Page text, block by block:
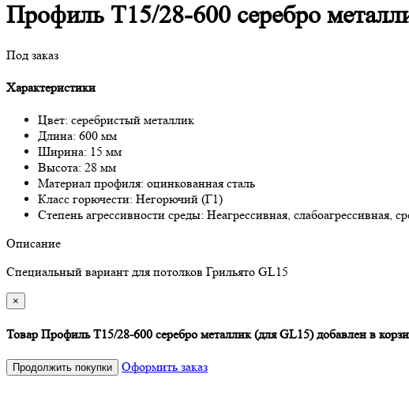
Профиль Т15/28-600 серебро
Под заказ
Характеристики
Цвет: серебристый металлик
Длина: 600 мм
Ширина: 15 мм
Высота: 28 мм
Материал профиля: оцинкованная сталь
Класс горючести: Негорючий (Г1)
Степень агрессивности среды: Неагрессивная, слабоагрессивная,
Описание
Специальный вариант для потолков Грильято GL15
×
Товар Профиль Т15/28-600 серебро металлик (для GL15) добавлен в
Продолжить покупки Оформить заказ